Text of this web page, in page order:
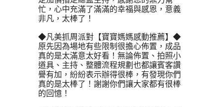
忙，心中充滿了滿滿的幸福與感恩，意義
非凡，太棒了！
◆凡美抓周派對【寶寶媽媽感動推薦】◆
原先因為場地有些限制很擔心佈置，成品
真的是太滿意太好看！無論佈置、拍照小
道具、主持、整體流程規劃也都讓賓客讚
譽有加，紛紛表示辦得很棒，有發現你們
真的是太棒了！謝謝你們讓大家都有很棒
的回憶！